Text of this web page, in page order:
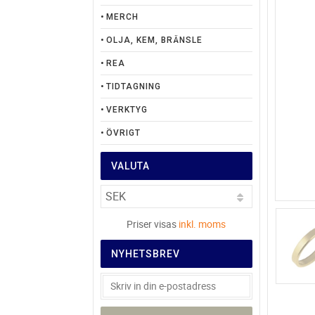
MERCH
OLJA, KEM, BRÄNSLE
REA
TIDTAGNING
VERKTYG
ÖVRIGT
VALUTA
Priser visas inkl. moms
NYHETSBREV